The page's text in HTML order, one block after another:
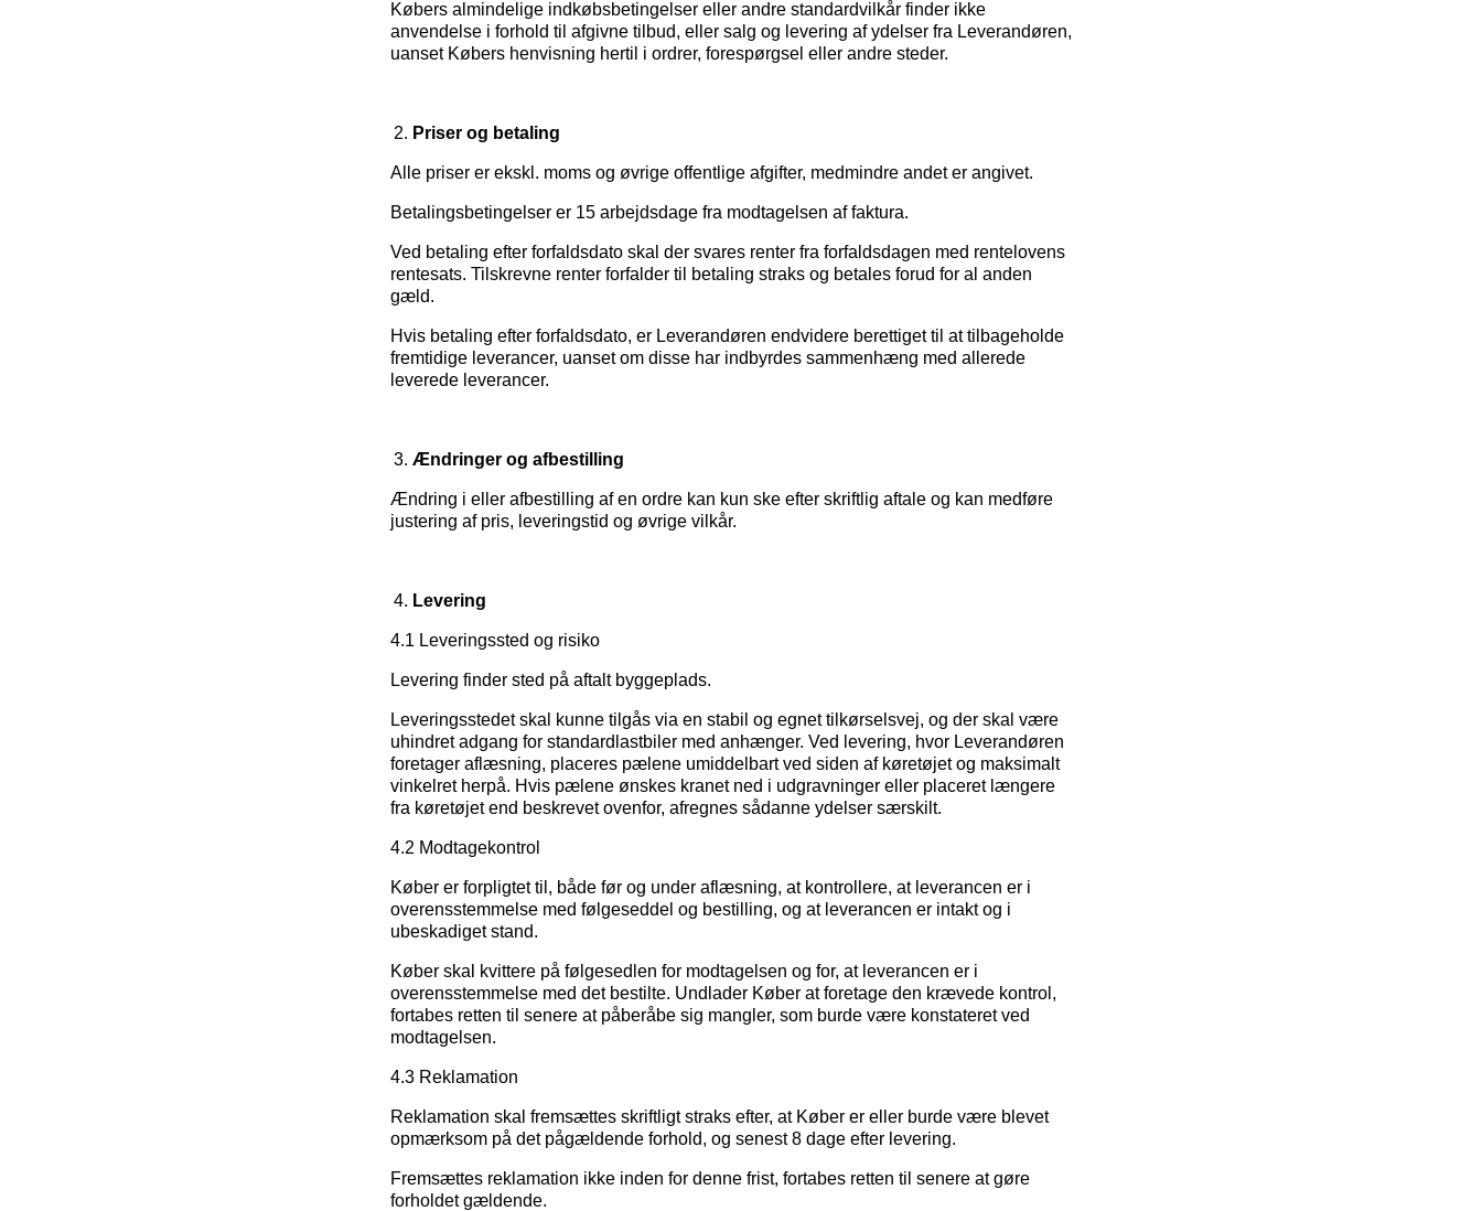
Købers almindelige indkøbsbetingelser eller andre standardvilkår finder ikke
anvendelse i forhold til afgivne tilbud, eller salg og levering af ydelser fra Leverandøren,
uanset Købers henvisning hertil i ordrer, forespørgsel eller andre steder.
Priser og betaling
Alle priser er ekskl. moms og øvrige offentlige afgifter, medmindre andet er angivet.
Betalingsbetingelser er 15 arbejdsdage fra modtagelsen af faktura.
Ved betaling efter forfaldsdato skal der svares renter fra forfaldsdagen med rentelovens
rentesats. Tilskrevne renter forfalder til betaling straks og betales forud for al anden
gæld.
Hvis betaling efter forfaldsdato, er Leverandøren endvidere berettiget til at tilbageholde
fremtidige leverancer, uanset om disse har indbyrdes sammenhæng med allerede
leverede leverancer.
Ændringer og afbestilling
Ændring i eller afbestilling af en ordre kan kun ske efter skriftlig aftale og kan medføre
justering af pris, leveringstid og øvrige vilkår.
Levering
4.1 Leveringssted og risiko
Levering finder sted på aftalt byggeplads.
Leveringsstedet skal kunne tilgås via en stabil og egnet tilkørselsvej, og der skal være
uhindret adgang for standardlastbiler med anhænger. Ved levering, hvor Leverandøren
foretager aflæsning, placeres pælene umiddelbart ved siden af køretøjet og maksimalt
vinkelret herpå. Hvis pælene ønskes kranet ned i udgravninger eller placeret længere
fra køretøjet end beskrevet ovenfor, afregnes sådanne ydelser særskilt.
4.2 Modtagekontrol
Køber er forpligtet til, både før og under aflæsning, at kontrollere, at leverancen er i
overensstemmelse med følgeseddel og bestilling, og at leverancen er intakt og i
ubeskadiget stand.
Køber skal kvittere på følgesedlen for modtagelsen og for, at leverancen er i
overensstemmelse med det bestilte. Undlader Køber at foretage den krævede kontrol,
fortabes retten til senere at påberåbe sig mangler, som burde være konstateret ved
modtagelsen.
4.3 Reklamation
Reklamation skal fremsættes skriftligt straks efter, at Køber er eller burde være blevet
opmærksom på det pågældende forhold, og senest 8 dage efter levering.
Fremsættes reklamation ikke inden for denne frist, fortabes retten til senere at gøre
forholdet gældende.